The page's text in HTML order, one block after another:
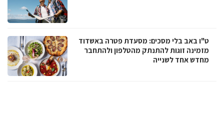
ט"ו באב בלי מסכים: מסעדת פטרה באשדוד
מזמינה זוגות להתנתק מהטלפון ולהתחבר
מחדש אחד לשנייה